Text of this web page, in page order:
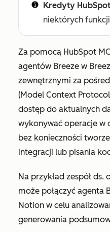
Kredyty HubSpot
niektórych funkcji
Za pomocą HubSpot
agentów Breeze w
zewnętrznymi za
(Model Context
dostęp do aktualnych
wykonywać operacje w
bez konieczności
integracji lub pisania
Na przykład zespół
może połączyć agenta
Notion w celu
generowania